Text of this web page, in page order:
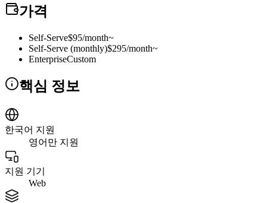
가격
Self-Serve$95/month~
Self-Serve (monthly)$295/month~
EnterpriseCustom
핵심 정보
한국어 지원
영어만 지원
지원 기기
Web